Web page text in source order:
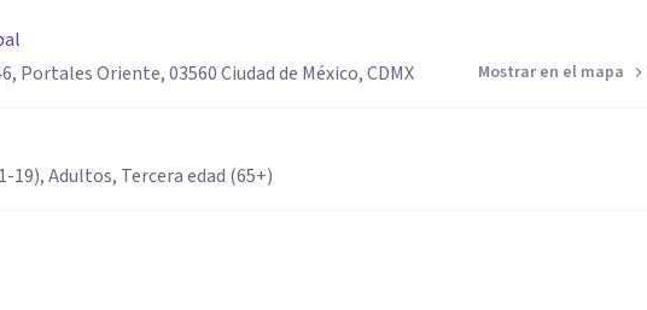
Portales Oriente, 03560 Ciudad de México, CDMX
Mostrar en el mapa
19), Adultos, Tercera edad (65+)